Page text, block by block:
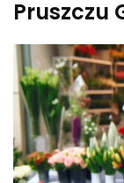
Pruszczu